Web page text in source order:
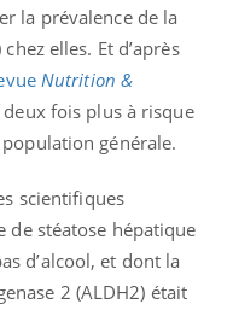
la prévalence de la
chez elles. Et d’après
Nutrition &
fois plus à risque
générale.
scientifiques
de stéatose hépatique
d’alcool, et dont la
2 (ALDH2) était